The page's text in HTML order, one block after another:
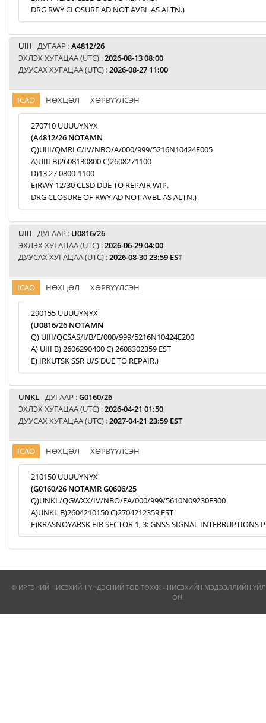
DRG RWY CLOSURE AD NOT AVBL AS ALTN.)
UIII ДУГААР :A4812/26
ЭХЛЭХ ХУГАЦАА (UTC) :2026-08-13 08:00
ДУУСАХ ХУГАЦАА (UTC) :2026-08-27 11:00
ICAO НӨХЦӨЛ ХӨРВҮҮЛСЭН
270710 UUUUYNYX
(A4812/26 NOTAMN
Q)UIII/QMRLC/IV/NBO/A/000/999/5216N10424E005
A)UIII B)2608130800 C)2608271100
D)13 27 0800-1100
E)RWY 12/30 CLSD DUE TO REPAIR WIP.
DRG CLOSURE OF RWY AD NOT AVBL AS ALTN.)
UIII ДУГААР : U0816/26
ЭХЛЭХ ХУГАЦАА (UTC) :2026-06-29 04:00
ДУУСАХ ХУГАЦАА (UTC) :2026-08-30 23:59 EST
ICAO НӨХЦӨЛ ХӨРВҮҮЛСЭН
290155 UUUUYNYX
(U0816/26 NOTAMN
Q) UIII/QCSAS/I/B/E/000/999/5216N10424E200
A) UIII B) 2606290400 C) 2608302359 EST
E) IRKUTSK SSR U/S DUE TO REPAIR.)
UNKL ДУГААР :G0160/26
ЭХЛЭХ ХУГАЦАА (UTC) :2026-04-21 01:50
ДУУСАХ ХУГАЦАА (UTC) :2027-04-21 23:59 EST
ICAO НӨХЦӨЛ ХӨРВҮҮЛСЭН
210150 UUUUYNYX
(G0160/26 NOTAMR G0606/25
Q)UNKL/QGWXX/IV/NBO/EA/000/999/5610N09230E300
A)UNKL B)2604210150 C)2704212359 EST
E)KRASNOYARSK FIR SECTOR 1, 3: GNSS SIGNAL INTERRUPTIONS
© ИРГЭНИЙ НИСЭХИЙН ҮНДЭСНИЙ ТӨВ ТӨХХК - НИСЭХИЙН МЭДЭЭЛЛИЙН
ОН